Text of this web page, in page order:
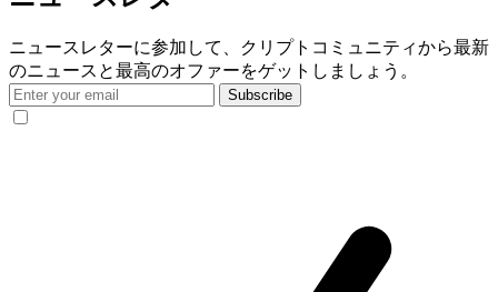
ニュースレターに参加して、クリプトコミュニティから最新
のニュースと最高のオファーをゲットしましょう。
Subscribe